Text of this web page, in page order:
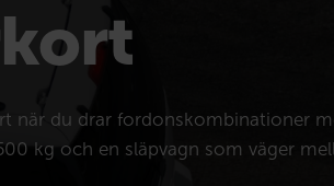
när du drar fordonskombinationer
kg och en släpvagn som väger